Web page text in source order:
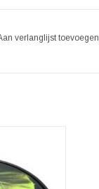
verlanglijst toevoegen